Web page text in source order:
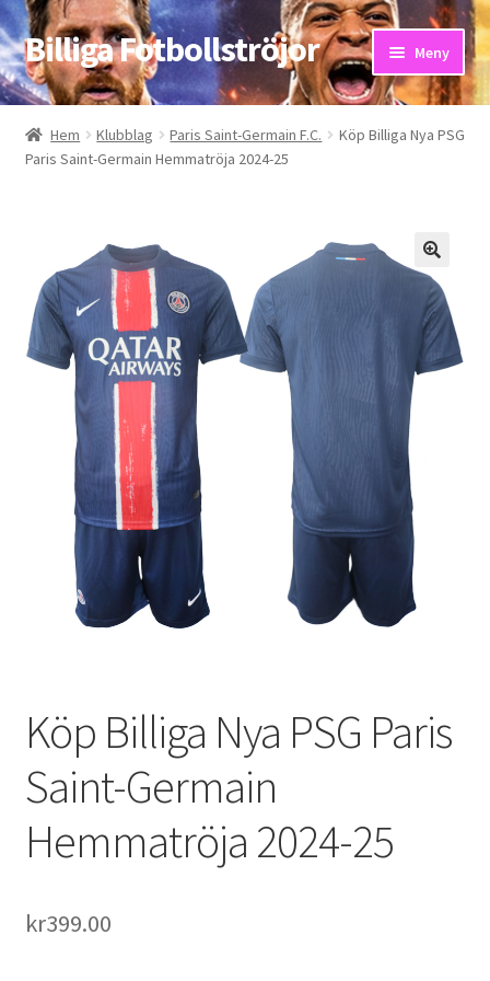
Hoppa
till
navigering
Hoppa
till
innehåll
Billiga Fotbollströjor Meny
Hem
Bloggar
Kassa
Kontakta oss
Mitt konto
Storleksguiden
Varukorg
Hem Klubblag Paris Saint-Germain F.C.
Köp Billiga Nya PSG
Paris Saint-Germain Hemmatröja 2024-25
Köp Billiga Nya PSG Paris
Saint-Germain
Hemmatröja 2024-25
kr399.00